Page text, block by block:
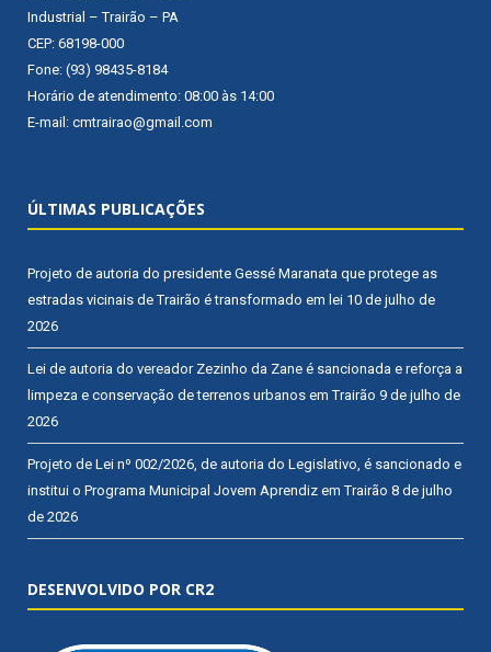
Industrial – Trairão – PA
CEP: 68198-000
Fone: (93) 98435-8184
Horário de atendimento: 08:00 às 14:00
E-mail: cmtrairao@gmail.com
ÚLTIMAS PUBLICAÇÕES
Projeto de autoria do presidente Gessé Maranata que protege as
estradas vicinais de Trairão é transformado em lei 10 de julho de
2026
Lei de autoria do vereador Zezinho da Zane é sancionada e reforça a
limpeza e conservação de terrenos urbanos em Trairão 9 de julho de
2026
Projeto de Lei nº 002/2026, de autoria do Legislativo, é sancionado e
institui o Programa Municipal Jovem Aprendiz em Trairão 8 de julho
de 2026
DESENVOLVIDO POR CR2